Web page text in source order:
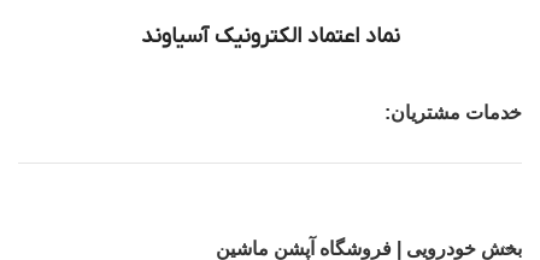
نماد اعتماد الکترونیک آسیاوند
خدمات مشتریان:
بخش خودرویی | فروشگاه آپشن ماشین